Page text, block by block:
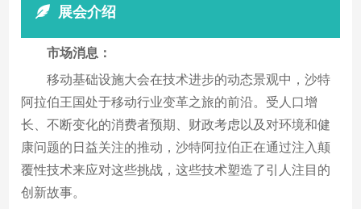
展会介绍
市场消息：
移动基础设施大会在技术进步的动态景观中，沙特
阿拉伯王国处于移动行业变革之旅的前沿。受人口增
长、不断变化的消费者预期、财政考虑以及对环境和健
康问题的日益关注的推动，沙特阿拉伯正在通过注入颠
覆性技术来应对这些挑战，这些技术塑造了引人注目的
创新故事。